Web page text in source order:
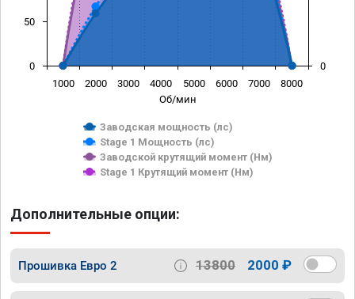
Об/мин
Заводская мощность (лс)
Stage 1 Мощность (лс)
Заводской крутящий момент (Нм)
Stage 1 Крутящий момент (Нм)
1000 2000 3000 4000 5000 6000 7000 8000
0
50
0
Дополнительные опции:
Прошивка Евро 2 13800 2000 ₽